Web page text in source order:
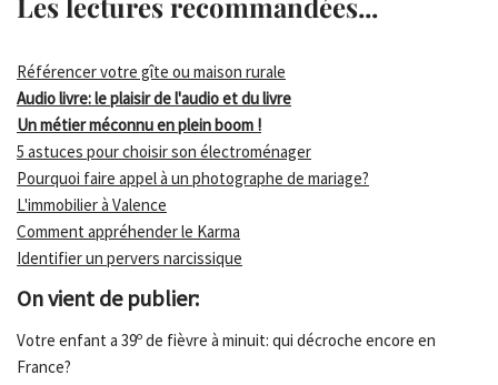
Référencer votre gîte ou maison rurale
Audio livre: le plaisir de l'audio et du livre
Un métier méconnu en plein boom !
5 astuces pour choisir son électroménager
Pourquoi faire appel à un photographe de mariage?
L'immobilier à Valence
Comment appréhender le Karma
Identifier un pervers narcissique
On vient de publier:
Votre enfant a 39º de fièvre à minuit: qui décroche encore en
France?